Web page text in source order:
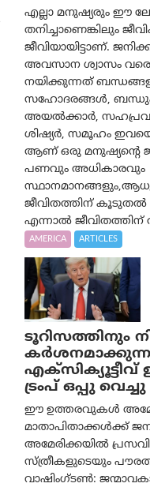
എല്ലാ മനുഷ്യരും ഈ
തനിച്ചാണെങ്കിലും
ജീവിയായിട്ടാണ്.
അവസാന ശ്വാസം
നയിക്കുന്നത്
സഹോദരങ്ങൾ,
അയൽക്കാർ,
ശിഷ്യർ, സമൂഹം
ആണ് ഒരു മനുഷ്യന്റെ
പണവും അധികാരവും
ജീവിതത്തിന് കൂടുതൽ
എന്നാൽ
AMERICA ARTICLES
ടൂറിസത്തിനും
ട്രംപ് ഒപ്പു വെച്ചു
ഈ ഉത്തരവുകൾ
മാതാപിതാക്കൾക്ക്
അമേരിക്കയിൽ
സ്ത്രീകളുടെയും
വാഷിംഗ്ടണ്‍: